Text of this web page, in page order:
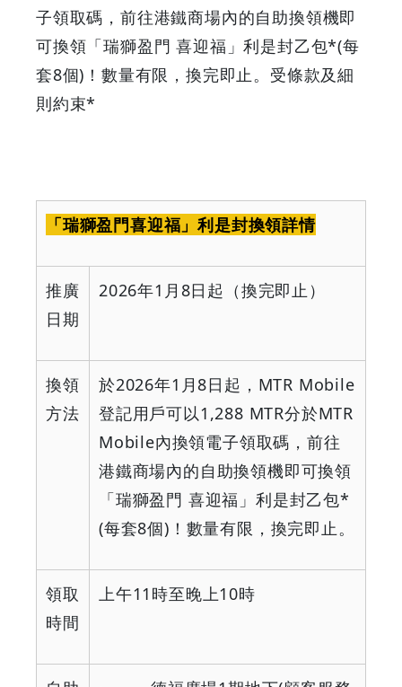
GOODEAL
Coupons
Discounts
子領取碼，前往港鐵商場內的自助換領機即
可換領「瑞獅盈門 喜迎福」利是封乙包*(每
套8個)！數量有限，換完即止。受條款及細
則約束*
「瑞獅盈門喜迎福」利是封換領詳情
推廣
日期
2026年1 月 8日起（換完即止）
換領
方法
於2026年1 月 8日起， MTR Mobile
登記用戶可以1,288 MTR分於MTR
Mobile內換領電子領取碼，前往
港鐵商場內的自助換領機即可換領
「瑞獅盈門 喜迎福」利是封乙包*
(每套8個) ！數量有限，換完即止。
領取
時間
上午11 時至晚上10時